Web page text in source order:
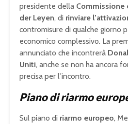
presidente della Commissione
der Leyen, di rinviare
contromisure di qualche giorno
economico complessivo. La
annunciato che incontrerà
Uniti, anche se non ha ancora
precisa per l’incontro.
Piano di riarmo
Sul piano di riarmo europeo,